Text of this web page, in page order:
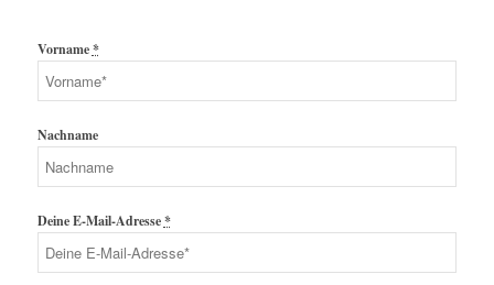
Vorname*
Nachname
Deine E-Mail-Adresse*